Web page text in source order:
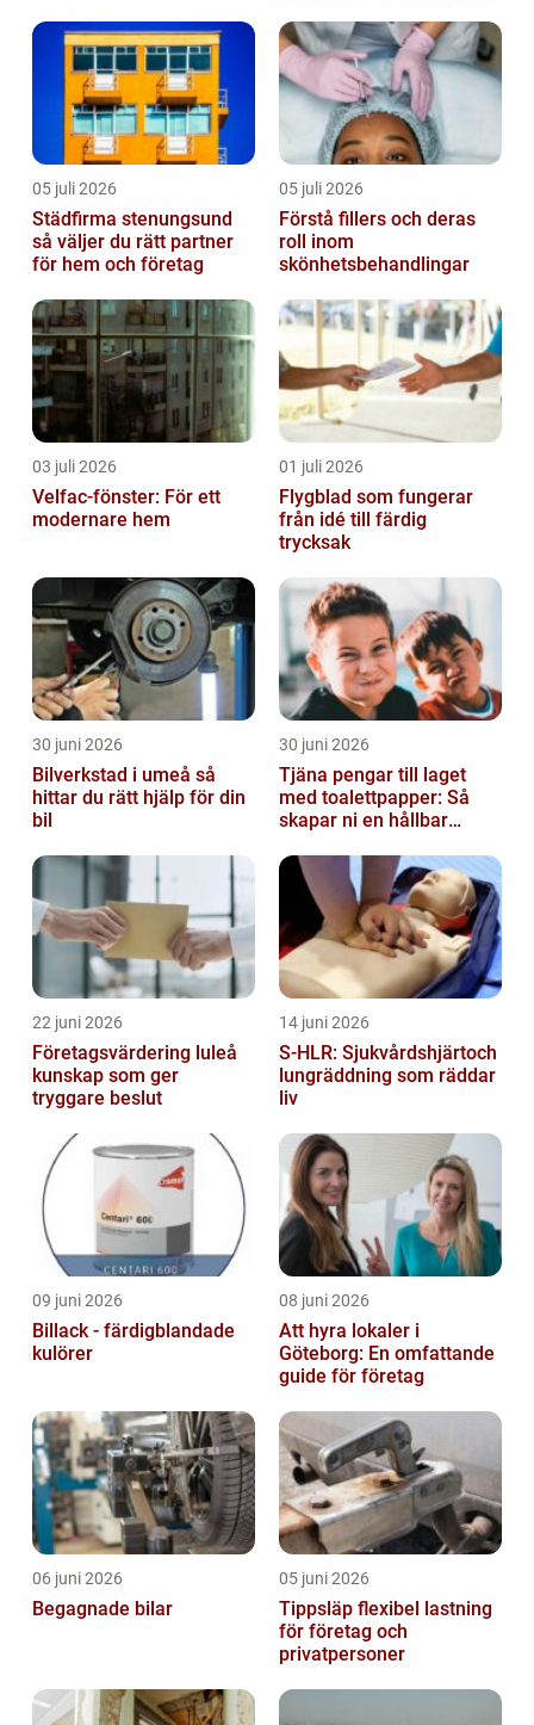
05 juli 2026
Städfirma stenungsund
så väljer du rätt partner
för hem och företag
05 juli 2026
Förstå fillers och deras
roll inom
skönhetsbehandlingar
03 juli 2026
Velfac-fönster: För ett
modernare hem
01 juli 2026
Flygblad som fungerar
från idé till färdig
trycksak
30 juni 2026
Bilverkstad i umeå så
hittar du rätt hjälp för din
bil
30 juni 2026
Tjäna pengar till laget
med toalettpapper: Så
skapar ni en hållbar
22 juni 2026
Företagsvärdering luleå
kunskap som ger
tryggare beslut
14 juni 2026
S-HLR: Sjukvårdshjärtoch
lungräddning som räddar
liv
09 juni 2026
Billack - färdigblandade
kulörer
08 juni 2026
Att hyra lokaler i
Göteborg: En omfattande
guide för företag
06 juni 2026
Begagnade bilar
05 juni 2026
Tippsläp flexibel lastning
för företag och
privatpersoner